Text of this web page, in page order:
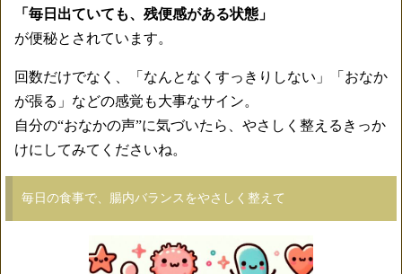
「毎日出ていても、残便感がある状態」
が便秘とされています。
回数だけでなく、「なんとなくすっきりしない」「おなか
が張る」などの感覚も大事なサイン。
自分の“おなかの声”に気づいたら、やさしく整えるきっか
けにしてみてくださいね。
毎日の食事で、腸内バランスをやさしく整えて